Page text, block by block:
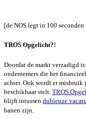
[de NOS legt in 100
TROS Opgelicht?!
Doordat de markt verzadigd
ondernemers die het
achter. Ook wordt er misbruik
beschikbaar stelt. TROS
blijft intussen dubieuze
banen zijn.